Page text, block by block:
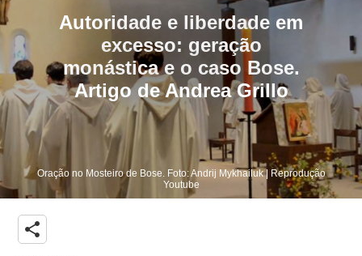
Autoridade e liberdade em
excesso: geração
monástica e o caso Bose.
Artigo de Andrea Grillo
Oração no Mosteiro de Bose. Foto: Andrij Mykhailuk | Reprodução
Youtube
share